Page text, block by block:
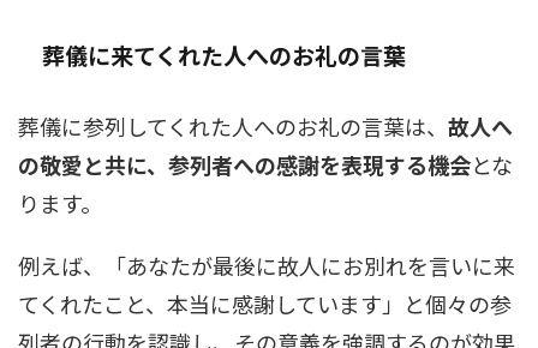
葬儀に来てくれた人へのお礼の言葉
葬儀に参列してくれた人へのお礼の言葉は、 故人へ
の敬愛と共に、参列者への感謝を表現する機会とな
ります。
例えば、「あなたが最後に故人にお別れを言いに来
てくれたこと、本当に感謝しています」と個々の参
列者の行動を認識し、その意義を強調するのが効果